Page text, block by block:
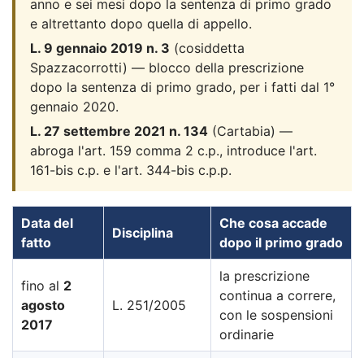
anno e sei mesi dopo la sentenza di primo grado
e altrettanto dopo quella di appello.
L. 9 gennaio 2019 n. 3 (cosiddetta
Spazzacorrotti) — blocco della prescrizione
dopo la sentenza di primo grado, per i fatti dal 1°
gennaio 2020.
L. 27 settembre 2021 n. 134 (Cartabia) —
abroga l'art. 159 comma 2 c.p., introduce l'art.
161-bis c.p. e l'art. 344-bis c.p.p.
Data del
fatto
Disciplina
Che cosa accade
dopo il primo grado
fino al 2
agosto
2017
L. 251/2005
la prescrizione
continua a correre,
con le sospensioni
ordinarie